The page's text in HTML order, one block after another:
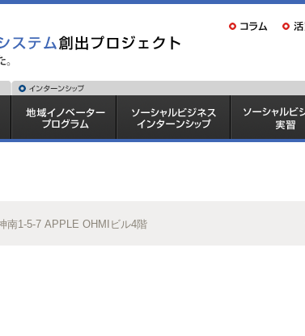
南1-5-7 APPLE OHMIビル4階